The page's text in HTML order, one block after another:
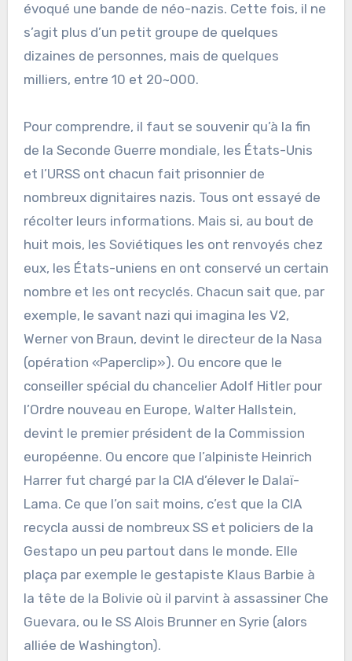
évoqué une bande de néo-nazis. Cette fois, il ne
s’agit plus d’un petit groupe de quelques
dizaines de personnes, mais de quelques
milliers, entre 10 et 20~000.
Pour comprendre, il faut se souvenir qu’à la fin
de la Seconde Guerre mondiale, les États-Unis
et l’URSS ont chacun fait prisonnier de
nombreux dignitaires nazis. Tous ont essayé de
récolter leurs informations. Mais si, au bout de
huit mois, les Soviétiques les ont renvoyés chez
eux, les États-uniens en ont conservé un certain
nombre et les ont recyclés. Chacun sait que, par
exemple, le savant nazi qui imagina les V2,
Werner von Braun, devint le directeur de la Nasa
(opération «Paperclip»). Ou encore que le
conseiller spécial du chancelier Adolf Hitler pour
l’Ordre nouveau en Europe, Walter Hallstein,
devint le premier président de la Commission
européenne. Ou encore que l’alpiniste Heinrich
Harrer fut chargé par la CIA d’élever le Dalaï-
Lama. Ce que l’on sait moins, c’est que la CIA
recycla aussi de nombreux SS et policiers de la
Gestapo un peu partout dans le monde. Elle
plaça par exemple le gestapiste Klaus Barbie à
la tête de la Bolivie où il parvint à assassiner Che
Guevara, ou le SS Alois Brunner en Syrie (alors
alliée de Washington).